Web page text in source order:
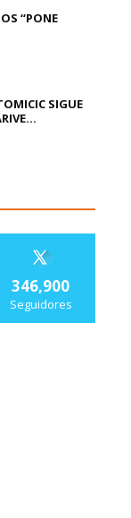
“PONE
SIGUE
346,900
Seguidores